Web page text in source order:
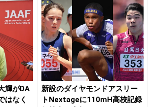
輝がDA
はなく
新設のダイヤモンドアスリー
トNextageに110mH高校記録